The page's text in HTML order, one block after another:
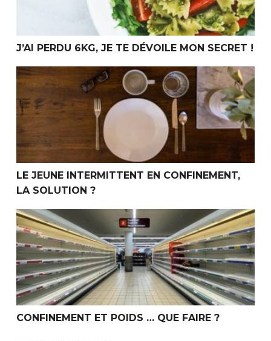
J’AI PERDU 6KG, JE TE DÉVOILE MON SECRET !
Le jeune intermittent en confinement, la solution ?
LE JEUNE INTERMITTENT EN CONFINEMENT,
LA SOLUTION ?
Confinement et poids … Que faire ?
CONFINEMENT ET POIDS … QUE FAIRE ?